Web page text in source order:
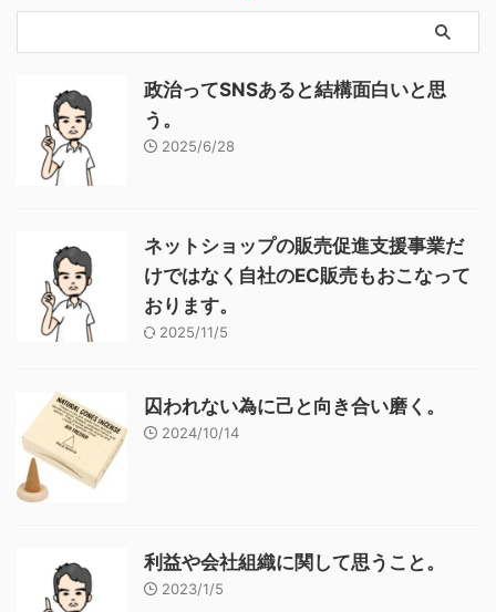
政治ってSNSあると結構面白いと思
う。
2025/6/28
ネットショップの販売促進支援事業だ
けではなく自社のEC販売もおこなって
おります。
2025/11/5
囚われない為に己と向き合い磨く。
2024/10/14
利益や会社組織に関して思うこと。
2023/1/5